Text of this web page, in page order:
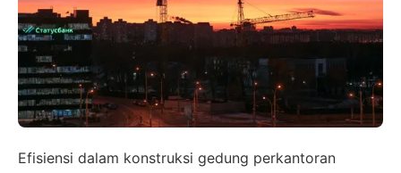
Efisiensi dalam konstruksi gedung perkantoran